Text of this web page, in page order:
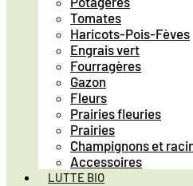
Tomates
Haricots-Pois-Fèves
Engrais vert
Fourragères
Gazon
Fleurs
Prairies fleuries
Prairies
Champignons et
Accessoires
LUTTE BIO